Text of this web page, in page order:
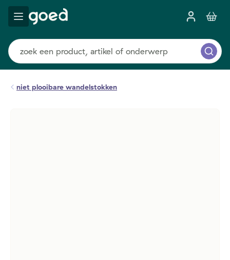
niet plooibare wandelstokken